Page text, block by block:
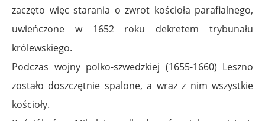
zaczęto więc starania o zwrot kościoła parafialnego,
uwieńczone w 1652 roku dekretem trybunału
królewskiego.
Podczas wojny polko-szwedzkiej (1655-1660) Leszno
zostało doszczętnie spalone, a wraz z nim wszystkie
kościoły.